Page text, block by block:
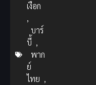
เงือก
,
บาร์
บี้ ,
พาก
ย์
ไทย ,